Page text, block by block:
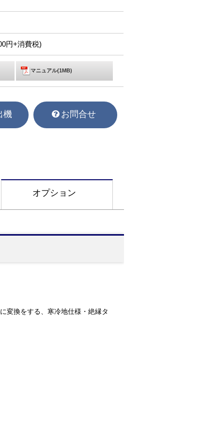
円+消費税)
マニュアル(1MB)
機 お問合せ
オプション
変換をする、寒冷地仕様・絶縁タ